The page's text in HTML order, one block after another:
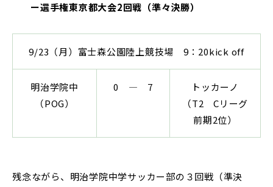
リンク
個人情報保護方針
ー選手権東京都大会2回戦（準々決勝）
9/23（月）富士森公園陸上競技場 9：20kick off
明治学院中
（POG）
0 ― 7
トッカーノ
（T2 Cリーグ
前期2位）
残念ながら、明治学院中学サッカー部の３回戦（準決